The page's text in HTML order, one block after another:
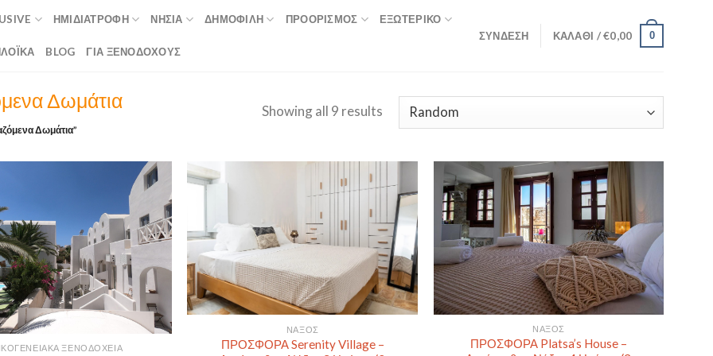
ΗΜΙΔΙΑΤΡΟΦΉ ΝΗΣΙΆ ΔΗΜΟΦΙΛΉ ΠΡΟΟΡΙΣΜΟΣ ΕΞΩΤΕΡΙΚΌ
BLOG ΓΙΑ ΞΕΝΟΔΟΧΟΥΣ
ΣΎΝΔΕΣΗ ΚΑΛΆΘΙ /€0,00 0
Δωμάτια
Δωμάτια”
Showing all 9 results
ΞΕΝΟΔΟΧΕΊΑ
ΝΆΞΟΣ
ΠΡΟΣΦΟΡΑ Serenity Village –
ΝΆΞΟΣ
ΠΡΟΣΦΟΡΑ Platsa’s House –